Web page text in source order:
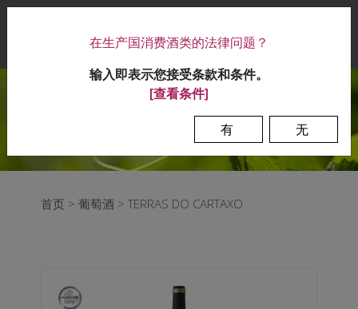
首页 > 葡萄酒 > TERRAS DO CARTAXO
在生产国消费酒类的法律问题？
输入即表示您接受条款和条件。
[查看条件]
有 无